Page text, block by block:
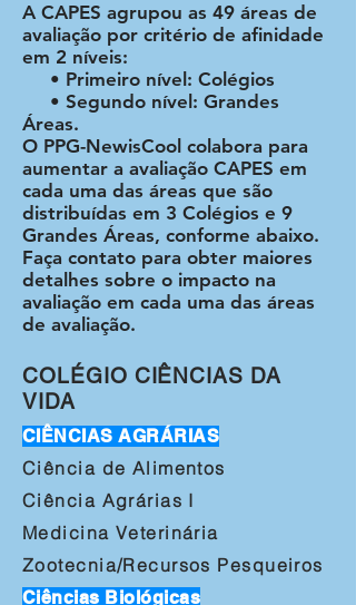
A CAPES agrupou as 49 áreas de
avaliação por critério de afinidade
em 2 níveis:
• Primeiro nível: Colégios
• Segundo nível: Grandes
Áreas.
O PPG-NewisCool colabora para
aumentar a avaliação CAPES em
cada uma das áreas que são
distribuídas em 3 Colégios e 9
Grandes Áreas, conforme abaixo.
Faça contato para obter maiores
detalhes sobre o impacto na
avaliação em cada uma das áreas
de avaliação.
COLÉGIO CIÊNCIAS DA
VIDA
CIÊNCIAS AGRÁRIAS
Ciência de Alimentos
Ciência Agrárias I
Medicina Veterinária
Zootecnia/Recursos Pesqueiros
Ciências Biológicas